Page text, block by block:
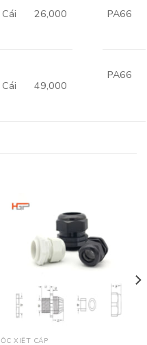
Cái 26,000 PA66
Cái 49,000
PA66
ỐC XIẾT CÁP